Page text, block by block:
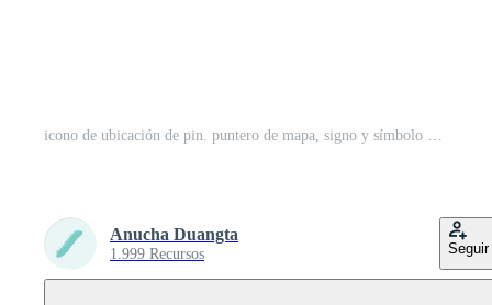
icono de ubicación de pin. puntero de mapa, signo y símbolo en estilo de arte de línea para diseño, presentación, ilustración vectorial. Vector Gratis
Anucha Duangta
1.999 Recursos Seguir